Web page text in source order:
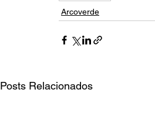
Arcoverde
Posts Relacionados